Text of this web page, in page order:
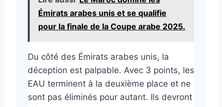
Émirats arabes unis et se qualifie
pour la finale de la Coupe arabe 2025.
Du côté des Émirats arabes unis, la
déception est palpable. Avec 3 points, les
EAU terminent à la deuxième place et ne
sont pas éliminés pour autant. Ils devront